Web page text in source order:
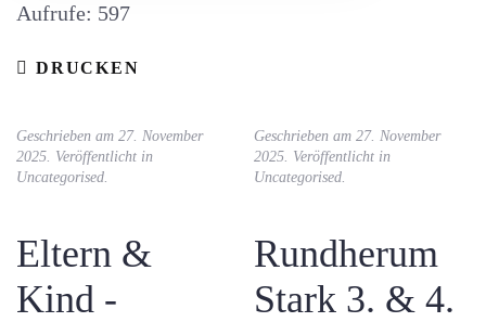
Aufrufe: 597
DRUCKEN
Geschrieben am 27. November
2025. Veröffentlicht in
Uncategorised.
Eltern &
Kind -
Geschrieben am 27. November
2025. Veröffentlicht in
Uncategorised.
Rundherum
Stark 3. & 4.